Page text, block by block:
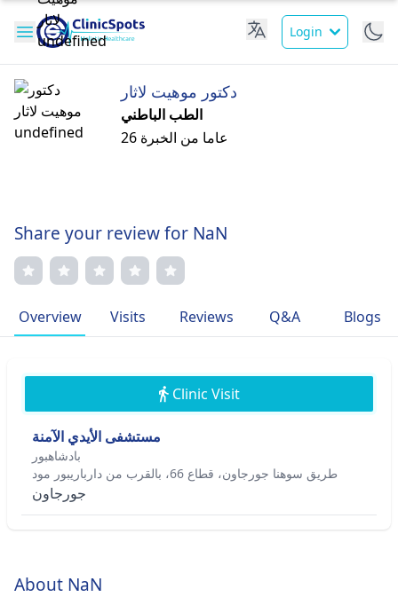
Login
دكتور موهيت لاثار
الطب الباطني
26 عاما من الخبرة
Share your review for NaN
Overview Visits Reviews Q&A Blogs
Clinic Visit
مستشفى الأيدي الآمنة
بادشاهبور
طريق سوهنا جورجاون، قطاع 66، بالقرب من دارباريبور مود
جورجاون
About NaN